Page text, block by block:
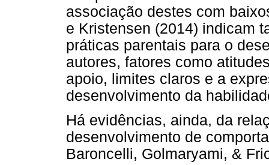
associação destes com
e Kristensen (2014) indicam
práticas parentais para o
autores, fatores como
apoio, limites claros e a
desenvolvimento da
Há evidências, ainda, da
desenvolvimento de
Baroncelli, Golmaryami, &